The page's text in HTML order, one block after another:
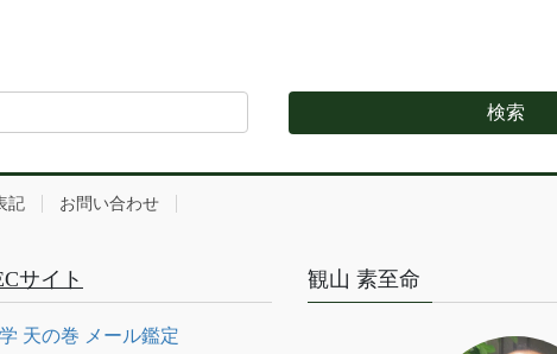
記 お問い合わせ
サイト
天の巻 メール鑑定
観山 素至命